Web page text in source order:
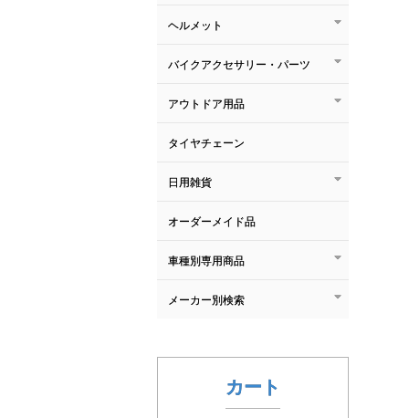
ヘルメット
バイクアクセサリー・パーツ
アウトドア用品
タイヤチェーン
日用雑貨
オーダーメイド品
車種別専用商品
メーカー別検索
カート